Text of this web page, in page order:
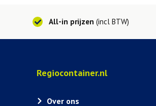
All-in prijzen (incl BTW)
Regiocontainer.nl
Over ons